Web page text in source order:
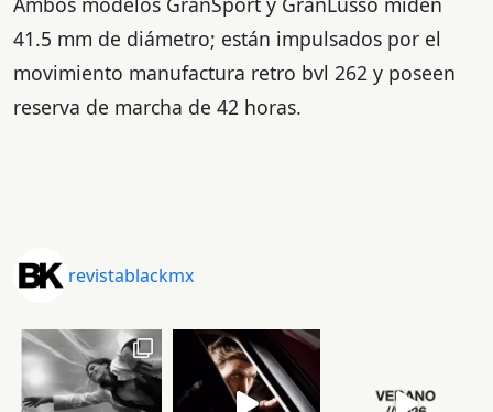
41.5 mm de diámetro; están impulsados por el
movimiento manufactura retro bvl 262 y poseen
reserva de marcha de 42 horas.
revistablackmx